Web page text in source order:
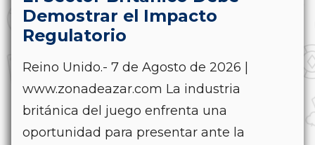
Demostrar el Impacto
Regulatorio
Reino Unido.- 7 de Agosto de 2026 |
www.zonadeazar.com La industria
británica del juego enfrenta una
oportunidad para presentar ante la